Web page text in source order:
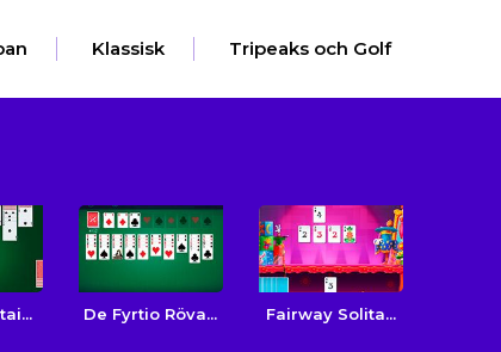
Klassisk Tripeaks och Golf
De Fyrtio Röva... Fairway Solita...